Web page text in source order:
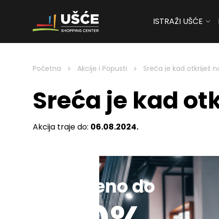
Skip to content
ISTRAŽI UŠĆE
Početna > Akcije i Popusti > Sreća je kad otkriješ
Sreća je kad
Akcija traje do: 06.08.2024.
Sniženo do